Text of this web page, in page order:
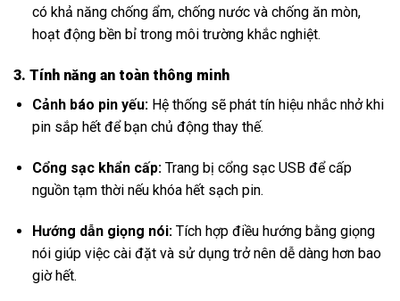
có khả năng chống ẩm, chống nước và chống ăn mòn,
hoạt động bền bỉ trong môi trường khắc nghiệt.
3. Tính năng an toàn thông minh
Cảnh báo pin yếu:Hệ thống sẽ phát tín hiệu nhắc nhở khi
pin sắp hết để bạn chủ động thay thế.
Cổng sạc khẩn cấp:Trang bị cổng sạc USB để cấp
nguồn tạm thời nếu khóa hết sạch pin.
Hướng dẫn giọng nói:Tích hợp điều hướng bằng giọng
nói giúp việc cài đặt và sử dụng trở nên dễ dàng hơn bao
giờ hết.